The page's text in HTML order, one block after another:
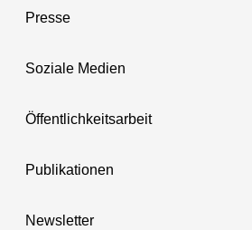
Presse
Soziale Medien
Öffentlichkeitsarbeit
Publikationen
Newsletter